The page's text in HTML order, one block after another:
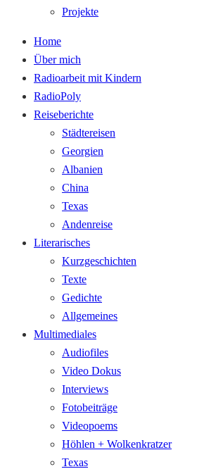
Projekte
Home
Über mich
Radioarbeit mit Kindern
RadioPoly
Reiseberichte
Städtereisen
Georgien
Albanien
China
Texas
Andenreise
Literarisches
Kurzgeschichten
Texte
Gedichte
Allgemeines
Multimediales
Audiofiles
Video Dokus
Interviews
Fotobeiträge
Videopoems
Höhlen + Wolkenkratzer
Texas